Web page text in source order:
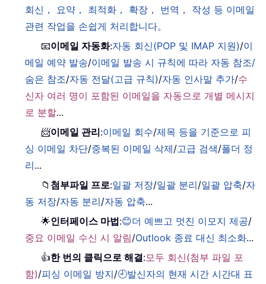
회신， 요약， 최적화， 확장， 번역， 작성 등 이메일
관련 작업을 손쉽게 처리합니다。
📧이메일 자동화:자동 회신(POP 및 IMAP 지원)/이
메일 예약 발송/이메일 발송 시 규칙에 따라 자동 참조/
숨은 참조/자동 전달(고급 규칙)/자동 인사말 추가/수
신자 여러 명이 포함된 이메일을 자동으로 개별 메시지
로 분할...
📨이메일 관리:이메일 회수/제목 등을 기준으로 피
싱 이메일 차단/중복된 이메일 삭제/고급 검색/폴더 정
리...
📁 첨부파일 프로:일괄 저장/일괄 분리/일괄 압축/자
동 저장/자동 분리/자동 압축...
🌟인터페이스 마법:😊더 예쁘고 멋진 이모지 제공/
중요 이메일 수신 시 알림/Outlook 종료 대신 최소화...
👍한 번의 클릭으로 해결:모두 회신(첨부 파일 포
함)/피싱 이메일 방지/🕘발신자의 현재 시간 시간대 표